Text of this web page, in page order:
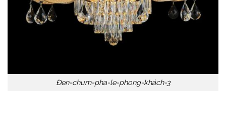
Đen-chum-pha-le-phong-khách-3